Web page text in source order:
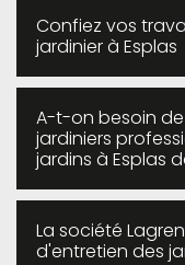
Confiez vos
jardinier à Esplas
A-t-on besoin de
jardiniers
jardins à Esplas
La société
d'entretien des